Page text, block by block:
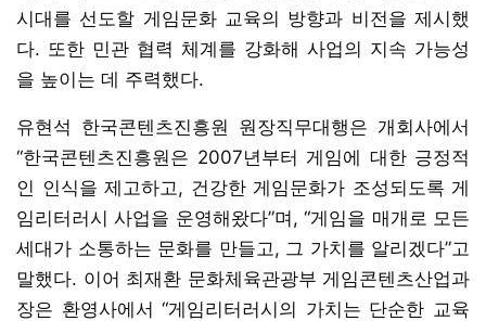
시대를 선도할 게임문화 교육의 방향과 비전을 제시했
다. 또한 민관 협력 체계를 강화해 사업의 지속 가능성
을 높이는 데 주력했다.
유현석 한국콘텐츠진흥원 원장직무대행은 개회사에서
“한국콘텐츠진흥원은 2007년부터 게임에 대한 긍정적
인 인식을 제고하고, 건강한 게임문화가 조성되도록 게
임리터러시 사업을 운영해왔다”며, “게임을 매개로 모든
세대가 소통하는 문화를 만들고, 그 가치를 알리겠다”고
말했다. 이어 최재환 문화체육관광부 게임콘텐츠산업과
장은 환영사에서 “게임리터러시의 가치는 단순한 교육